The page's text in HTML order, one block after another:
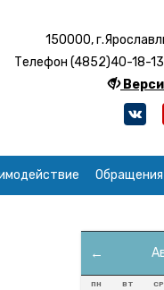
150000,
Телефон (4852)40-18-
←
ПН ВТ СР